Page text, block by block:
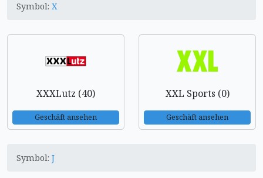
Symbol: X
XXXLutz (40)
Geschäft ansehen
XXL Sports (0)
Geschäft ansehen
Symbol: J